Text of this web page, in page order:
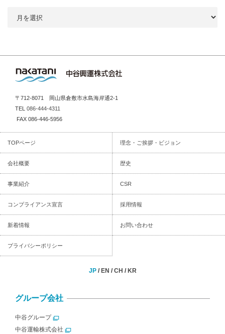
TOPページ 理念・ご挨拶・ビジョン
会社概要 歴史
事業紹介 CSR
コンプライアンス宣言 採用情報
新着情報 お問い合わせ
プライバシーポリシー
JP/ EN /CH / KR
〒712-8071 岡山県倉敷市水島海岸通2-1
TEL 086-444-4311
FAX 086-446-5956
グループ会社
中谷グループ
中谷運輸株式会社